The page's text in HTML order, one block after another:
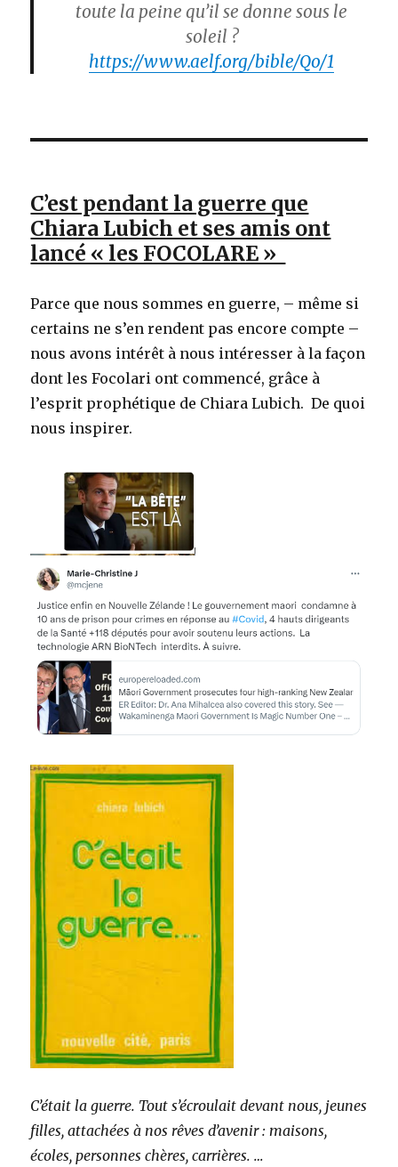
toute la peine qu’il se donne sous le
soleil ?
https://www.aelf.org/bible/Qo/1
C’est pendant la guerre que
Chiara Lubich et ses amis ont
lancé « les FOCOLARE »
Parce que nous sommes en guerre, – même si
certains ne s’en rendent pas encore compte –
nous avons intérêt à nous intéresser à la façon
dont les Focolari ont commencé, grâce à
l’esprit prophétique de Chiara Lubich. De quoi
nous inspirer.
C’était la guerre. Tout s’écroulait devant nous, jeunes
filles, attachées à nos rêves d’avenir : maisons,
écoles, personnes chères, carrières. …